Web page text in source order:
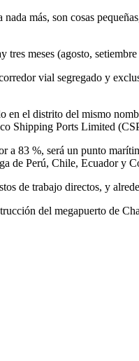
más, son cosas
meses (agosto,
vial segregado y
el distrito del mismo
Shipping Ports Limited
a 83 %, será un punto
de Perú, Chile, Ecuador y
de trabajo directos, y
del megapuerto de